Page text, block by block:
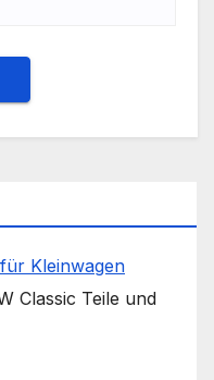
Kleinwagen
Classic Teile und